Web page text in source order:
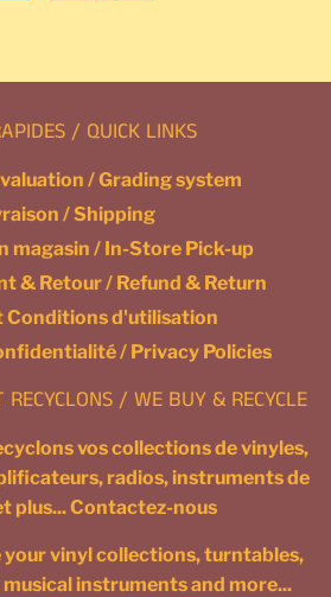
/ QUICK LINKS
/ Grading system
/ Shipping
magasin / In-Store Pick-up
& Retour / Refund & Return
Conditions d'utilisation
/ Privacy Policies
RECYCLONS / WE BUY & RECYCLE
vos collections de vinyles,
radios, instruments de
plus... Contactez-nous
your vinyl collections, turntables,
instruments and more...